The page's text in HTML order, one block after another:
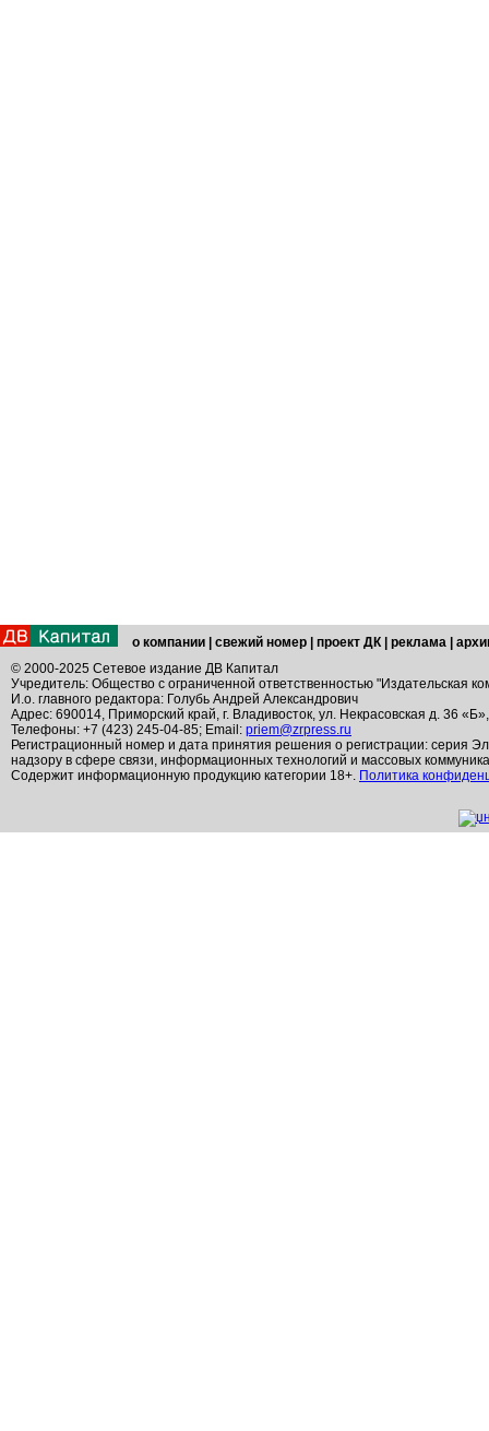
о компании свежий номер проект ДК реклама
© 2000-2025 Сетевое издание ДВ Капитал
Учредитель: Общество с ограниченной ответственностью "Издательская
И.о. главного редактора: Голубь Андрей Александрович
Адрес: 690014, Приморский край, г. Владивосток, ул. Некрасовская д. 36
Телефоны: +7 (423) 245-04-85; Email: priem@zrpress.ru
Регистрационный номер и дата принятия решения о регистрации: серия
надзору в сфере связи, информационных технологий и массовых
Содержит информационную продукцию категории 18+. Политика